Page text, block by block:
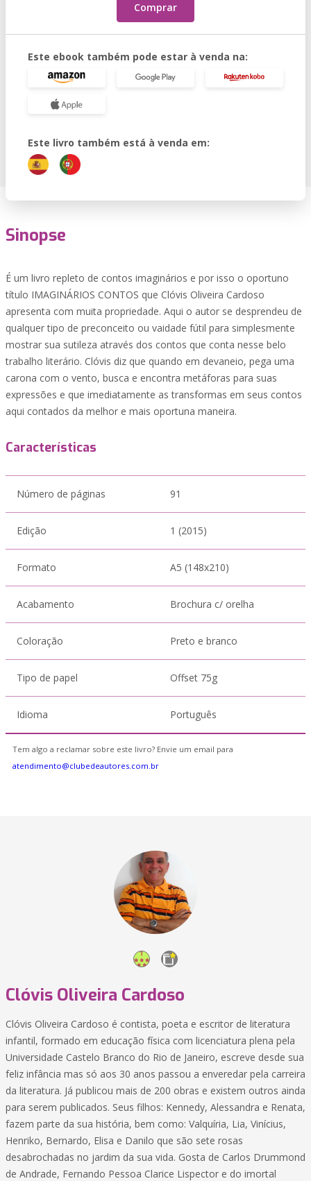
Comprar
Este ebook também pode estar à venda na:
Este livro também está à venda em:
Sinopse
É um livro repleto de contos imaginários e por isso o oportuno
título IMAGINÁRIOS CONTOS que Clóvis Oliveira Cardoso
apresenta com muita propriedade. Aqui o autor se desprendeu de
qualquer tipo de preconceito ou vaidade fútil para simplesmente
mostrar sua sutileza através dos contos que conta nesse belo
trabalho literário. Clóvis diz que quando em devaneio, pega uma
carona com o vento, busca e encontra metáforas para suas
expressões e que imediatamente as transformas em seus contos
aqui contados da melhor e mais oportuna maneira.
Características
Número de páginas 91
Edição 1 (2015)
Formato A5 (148x210)
Acabamento Brochura c/ orelha
Coloração Preto e branco
Tipo de papel Offset 75g
Idioma Português
Tem algo a reclamar sobre este livro? Envie um email para
atendimento@clubedeautores.com.br
Clóvis Oliveira Cardoso
Clóvis Oliveira Cardoso é contista, poeta e escritor de literatura
infantil, formado em educação física com licenciatura plena pela
Universidade Castelo Branco do Rio de Janeiro, escreve desde sua
feliz infância mas só aos 30 anos passou a enveredar pela carreira
da literatura. Já publicou mais de 200 obras e existem outros ainda
para serem publicados. Seus filhos: Kennedy, Alessandra e Renata,
fazem parte da sua história, bem como: Valquíria, Lia, Vinícius,
Henriko, Bernardo, Elisa e Danilo que são sete rosas
desabrochadas no jardim da sua vida. Gosta de Carlos Drummond
de Andrade, Fernando Pessoa Clarice Lispector e do imortal